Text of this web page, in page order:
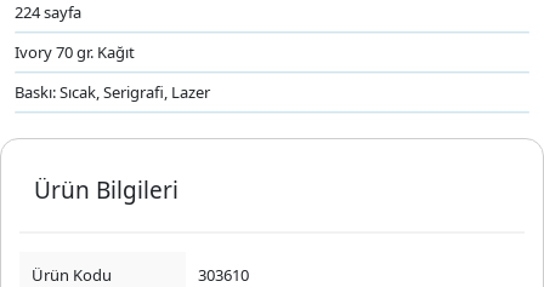
224 sayfa
Ivory 70 gr. Kağıt
Baskı: Sıcak, Serigrafi, Lazer
Ürün Bilgileri
Ürün Kodu 303610